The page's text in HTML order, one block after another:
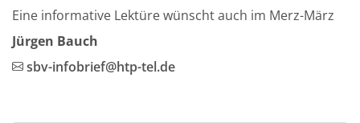
Eine informative Lektüre wünscht auch im Merz-März
Jürgen Bauch
sbv-infobrief@htp-tel.de